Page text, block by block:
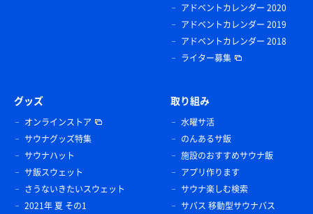
アドベントカレンダー 2020
アドベントカレンダー 2019
アドベントカレンダー 2018
ライター募集
グッズ
オンラインストア
サウナグッズ特集
サウナハット
サ飯スウェット
さうないきたいスウェット
2021年 夏 その1
取り組み
水曜サ活
のんあるサ飯
施設のおすすめサウナ飯
アプリ作ります
サウナ楽しむ検索
サバス 移動型サウナバス